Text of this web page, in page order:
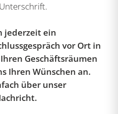
jederzeit ein
vor Ort in
Geschäftsräumen
Ihren Wünschen an.
über unser